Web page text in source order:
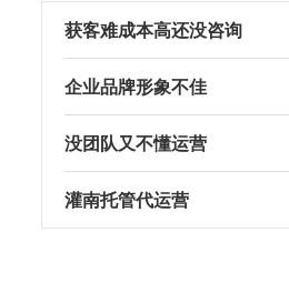
获客难成本高还没咨询
企业品牌形象不佳
没团队又不懂运营
灌南托管代运营